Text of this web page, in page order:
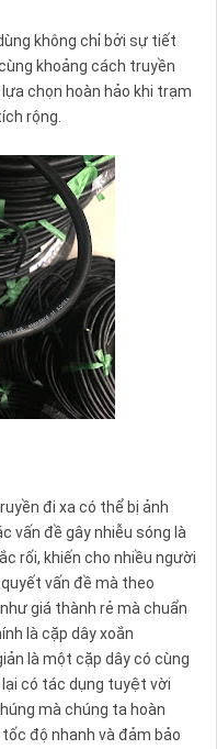
không chỉ bởi sự tiết
khoảng cách truyền
chọn hoàn hảo khi trạm
rộng.
đi xa có thể bị ảnh
vấn đề gây nhiễu sóng là
rối, khiến cho nhiều người
vấn đề mà theo
giá thành rẻ mà chuẩn
là cặp dây xoắn
là một cặp dây có cùng
lại có tác dụng tuyệt vời
mà chúng ta hoàn
độ nhanh và đảm bảo